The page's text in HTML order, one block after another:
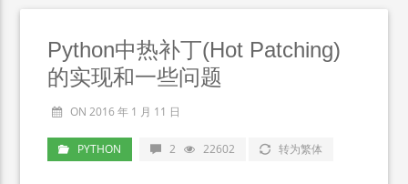
Python中热补丁(Hot Patching)
的实现和一些问题
ON 2016 年 1 月 11 日
PYTHON 2 22602 转为繁体